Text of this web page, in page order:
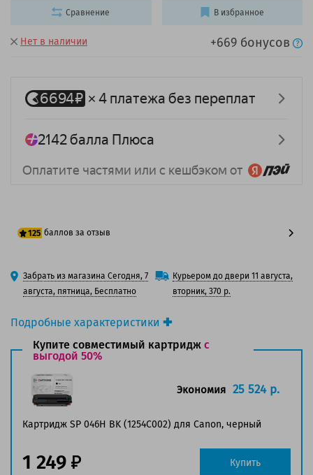
Подробные характеристики
Производитель принтера:Canon
Производитель:Canon
Вид товара:
Оригинальность:
Оригинальный
Цвет:Черный
Ресурс:6 300 страниц формата А4 при 5%
Совместим с аппаратами
Нет в наличии +669 бонусов
125 баллов за отзыв
100 баллов
125 баллов
Забрать из магазина Сегодня, 7
августа, пятница, Бесплатно
Курьером до двери 11 августа,
вторник, 370 р.
Сравнение В избранное
Купите совместимый картридж с
выгодой 50%
Картридж SP 046H BK (1254C002) для Canon, черный
Экономия 25 524 р.
1 249 Купить